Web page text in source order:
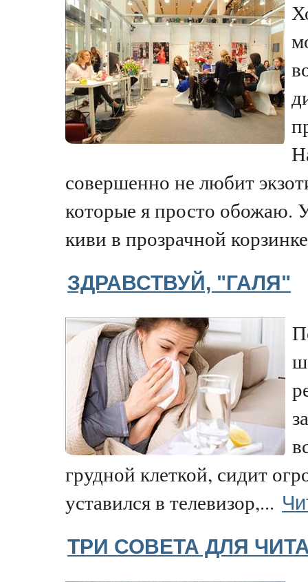
совершенно не любит
которые я просто обожаю.
киви в прозрачной
ЗДРАВСТВУЙ, "ГАЛЯ"
грудной клеткой, сидит
уставился в телевизор,...
ТРИ СОВЕТА ДЛЯ